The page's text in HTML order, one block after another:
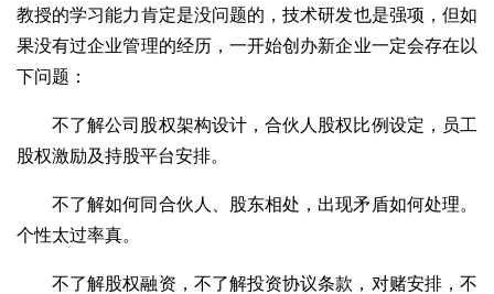
教授的学习能力肯定是没问题的，技术研发也是强项，但如
果没有过企业管理的经历，一开始创办新企业一定会存在以
下问题：
不了解公司股权架构设计，合伙人股权比例设定，员工
股权激励及持股平台安排。
不了解如何同合伙人、股东相处，出现矛盾如何处理。
个性太过率真。
不了解股权融资，不了解投资协议条款，对赌安排，不